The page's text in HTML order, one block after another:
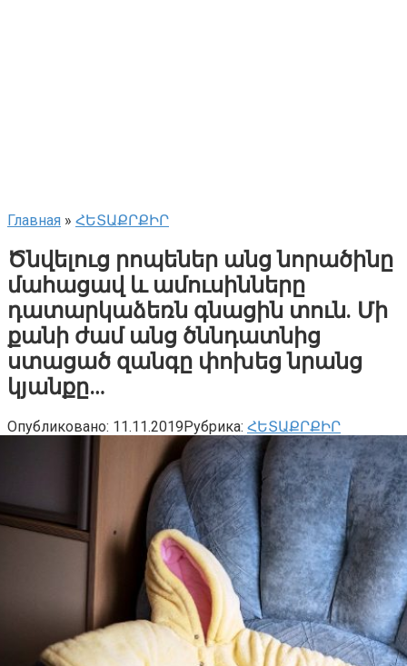
Главная » ՀԵՏԱՔՐՔԻՐ
Ծնվելուց րոպեներ անց նորածինը
մահացավ և ամուսինները
դատարկաձեռն գնացին տուն. Մի
քանի ժամ անց ծննդատնից
ստացած զանգը փոխեց նրանց
կյանքը…
Опубликовано: 11.11.2019Рубрика: ՀԵՏԱՔՐՔԻՐ